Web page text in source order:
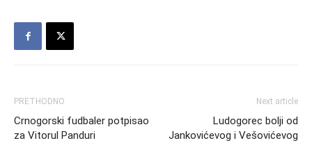
PRETHODNO
Crnogorski fudbaler potpisao
za Vitorul Panduri
Next article
Ludogorec bolji od
Jankovićevog i Vešovićevog